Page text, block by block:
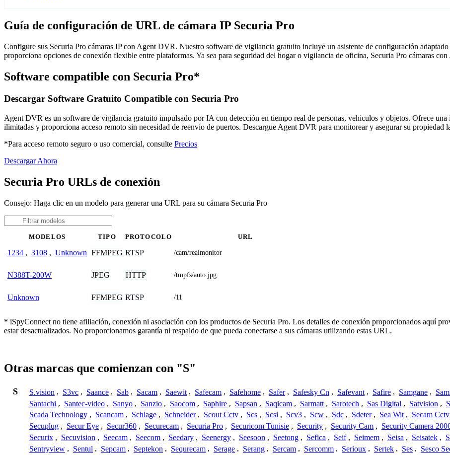
Guía de configuración de URL de cámara IP Securia Pro
Configure sus Securia Pro cámaras IP con Agent DVR. Nuestro software de vigilancia gratuito incluye un asistente de configuración
proporciona opciones de conexión flexible entre plataformas. Ya sea para seguridad del hogar o vigilancia de oficina, Securia Pro cámaras
Software compatible con Securia Pro*
Descargar Software Gratuito Compatible con Securia Pro
Agent DVR es un software de vigilancia gratuito impulsado por IA con detección en tiempo real de personas, vehículos y objetos. Ofrece
ilimitadas y proporciona acceso remoto sin necesidad de reenvío de puertos. Descargue Agent DVR para monitorear y asegurar su propiedad
*Para acceso remoto seguro o uso comercial, consulte Precios
Descargar Ahora
Securia Pro URLs de conexión
Consejo: Haga clic en un modelo para generar una URL para su cámara Securia Pro
MODELOS TIPO PROTOCOLO URL
1234 , 3108 , Unknown FFMPEG RTSP /cam/realmonitor
N388T-200W JPEG HTTP /tmpfs/auto.jpg
Unknown FFMPEG RTSP /11
* iSpyConnect no tiene afiliación, conexión ni asociación con los productos de Securia Pro. Los detalles de conexión proporcionados aquí
estar desactualizados. No proporcionamos garantía ni respaldo de que pueda conectarse a sus cámaras utilizando estas URL.
Otras marcas que comienzan con "S"
S S.vision , S3vc , Saance , Sab , Sacam , Saewit , Safecam , Safehome , Safer , Safesky Cn , Safevant , Safire , Samgane ,
Santachi , Santec-video , Sanyo , Sanzio , Saocom , Saphire , Sapsan , Saqicam , Sarmatt , Sarotech , Sas Digital , Satvision ,
Scada Technology , Scancam , Schlage , Schneider , Scout Cctv , Scs , Scsi , Scv3 , Scw , Sdc , Sdeter , Sea Wit , Secam Cctv
Secuplug , Secur Eye , Secur360 , Securecam , Securia Pro , Securicom Tunisie , Security , Security Cam , Security Camera
Securix , Secuvision , Seecam , Seecom , Seedary , Seenergy , Seesoon , Seetong , Sefica , Seif , Seimem , Seisa , Seisatek ,
Sentryview , Sentul , Sepcam , Septekon , Sequrecam , Serage , Serang , Sercam , Sercomm , Serioux , Sertek , Ses , Sesco